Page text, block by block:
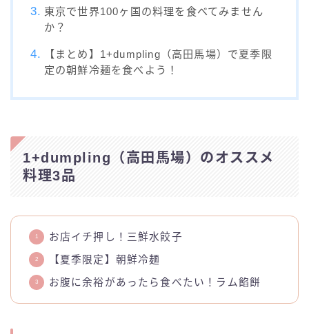
東京で世界100ヶ国の料理を食べてみません
か？
【まとめ】1+dumpling（高田馬場）で夏季限
定の朝鮮冷麺を食べよう！
1+dumpling（高田馬場）のオススメ
料理3品
お店イチ押し！三鮮水餃子
【夏季限定】朝鮮冷麺
お腹に余裕があったら食べたい！ラム餡餅